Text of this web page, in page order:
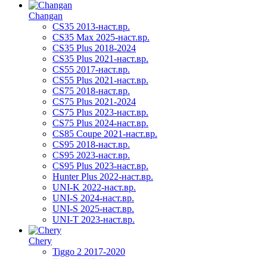
Changan
CS35 2013-наст.вр.
CS35 Max 2025-наст.вр.
CS35 Plus 2018-2024
CS35 Plus 2021-наст.вр.
CS55 2017-наст.вр.
CS55 Plus 2021-наст.вр.
CS75 2018-наст.вр.
CS75 Plus 2021-2024
CS75 Plus 2023-наст.вр.
CS75 Plus 2024-наст.вр.
CS85 Coupe 2021-наст.вр.
CS95 2018-наст.вр.
CS95 2023-наст.вр.
CS95 Plus 2023-наст.вр.
Hunter Plus 2022-наст.вр.
UNI-K 2022-наст.вр.
UNI-S 2024-наст.вр.
UNI-S 2025-наст.вр.
UNI-T 2023-наст.вр.
Chery
Tiggo 2 2017-2020